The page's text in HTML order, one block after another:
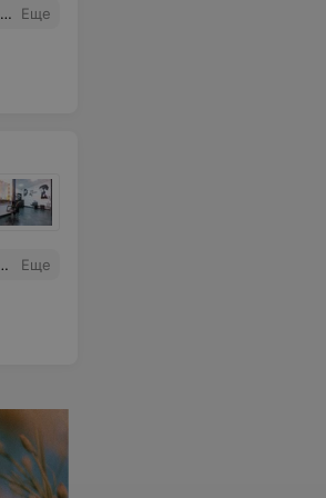
Еще
Еще